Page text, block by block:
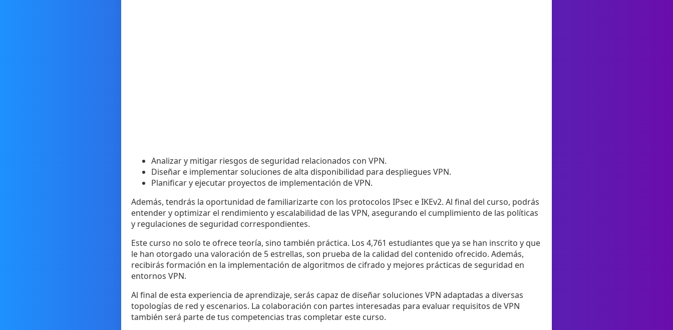
Analizar y mitigar riesgos de seguridad relacionados con VPN.
Diseñar e implementar soluciones de alta disponibilidad para despliegues VPN.
Planificar y ejecutar proyectos de implementación de VPN.
Además, tendrás la oportunidad de familiarizarte con los protocolos IPsec e IKEv2. Al final del curso, podrás
entender y optimizar el rendimiento y escalabilidad de las VPN, asegurando el cumplimiento de las políticas
y regulaciones de seguridad correspondientes.
Este curso no solo te ofrece teoría, sino también práctica. Los 4,761 estudiantes que ya se han inscrito y que
le han otorgado una valoración de 5 estrellas, son prueba de la calidad del contenido ofrecido. Además,
recibirás formación en la implementación de algoritmos de cifrado y mejores prácticas de seguridad en
entornos VPN.
Al final de esta experiencia de aprendizaje, serás capaz de diseñar soluciones VPN adaptadas a diversas
topologías de red y escenarios. La colaboración con partes interesadas para evaluar requisitos de VPN
también será parte de tus competencias tras completar este curso.